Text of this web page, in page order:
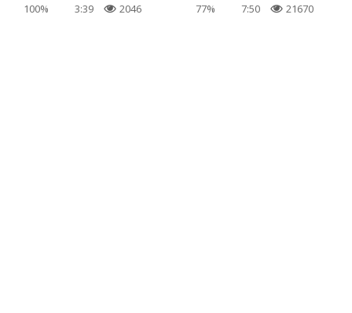
100% 3:39 2046 77% 7:50 21670